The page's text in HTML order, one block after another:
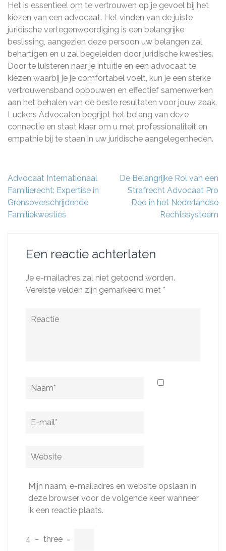
Het is essentieel om te vertrouwen op je gevoel bij het
kiezen van een advocaat. Het vinden van de juiste
juridische vertegenwoordiging is een belangrijke
beslissing, aangezien deze persoon uw belangen zal
behartigen en u zal begeleiden door juridische kwesties.
Door te luisteren naar je intuïtie en een advocaat te
kiezen waarbij je je comfortabel voelt, kun je een sterke
vertrouwensband opbouwen en effectief samenwerken
aan het behalen van de beste resultaten voor jouw zaak.
Luckers Advocaten begrijpt het belang van deze
connectie en staat klaar om u met professionaliteit en
empathie bij te staan in uw juridische aangelegenheden.
Berichtnavigatie
Advocaat Internationaal
Familierecht: Expertise in
Grensoverschrijdende
Familiekwesties
De Belangrijke Rol van een
Strafrecht Advocaat Pro
Deo in het Nederlandse
Rechtssysteem
Een reactie achterlaten
Je e-mailadres zal niet getoond worden.
Vereiste velden zijn gemarkeerd met *
Reactie
Naam
E-
Website
Mijn naam, e-mailadres en website opslaan in
deze browser voor de volgende keer wanneer
ik een reactie plaats.
4 − three =